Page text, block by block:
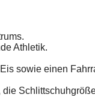
Athletik.
sowie einen